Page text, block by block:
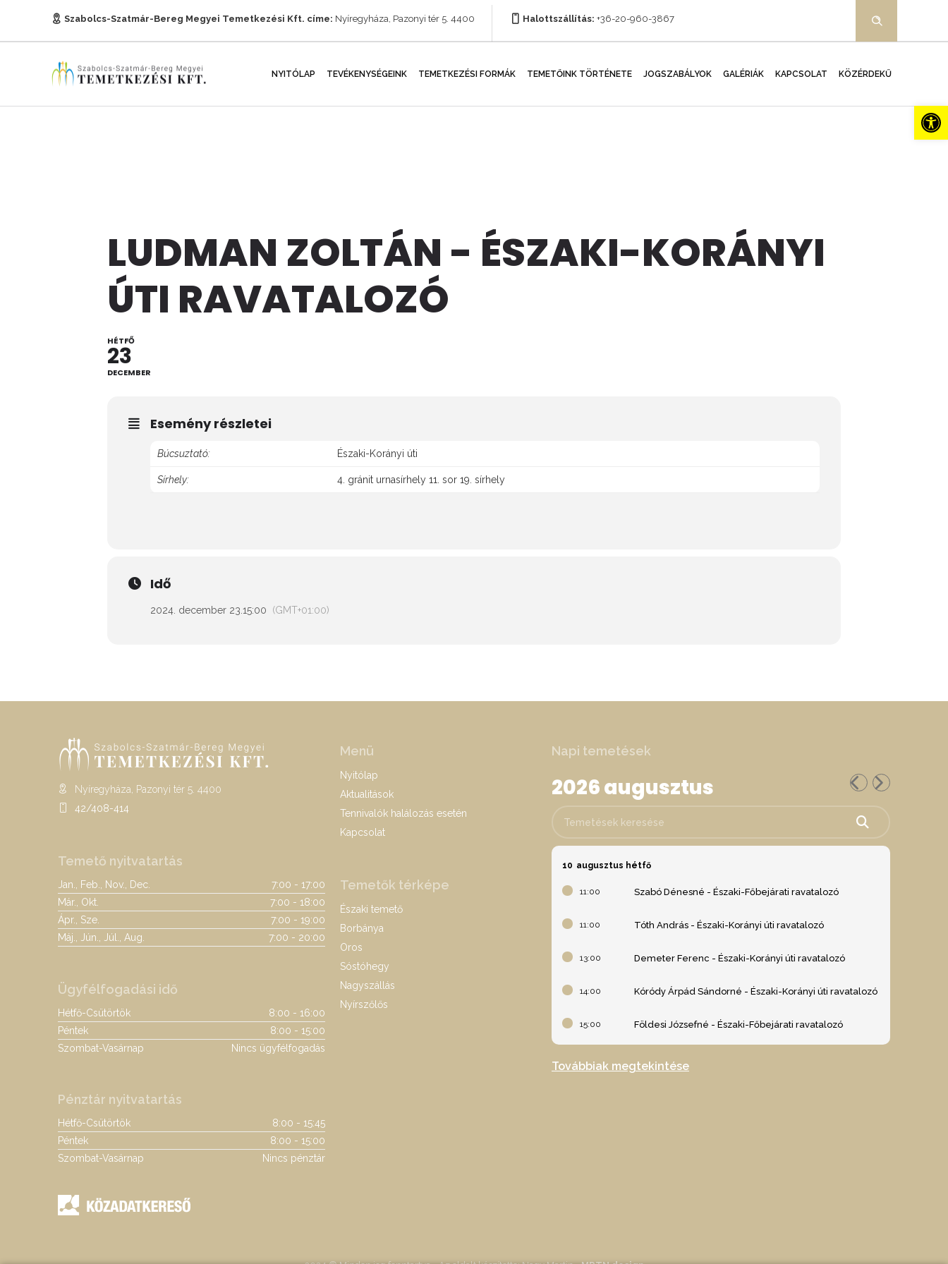
Szabolcs-Szatmár-Bereg Megyei Temetkezési Kft. címe: Nyíregyháza, Pazonyi tér 5. 4400 Halottszállítás: +36-20-960-3867
NYITÓLAP TEVÉKENYSÉGEINK TEMETKEZÉSI FORMÁK TEMETŐINK TÖRTÉNETE JOGSZABÁLYOK GALÉRIÁK KAPCSOLAT KÖZÉRDEKŰ
LUDMAN ZOLTÁN - ÉSZAKI-KORÁNYI
ÚTI RAVATALOZÓ
HÉTFŐ
23
DECEMBER
Esemény részletei
Búcsuztató: Északi-Korányi úti
Sírhely: 4. gránit urnasírhely 11. sor 19. sírhely
Idő
2024. december 23. 15:00 (GMT+01:00)
Nyíregyháza, Pazonyi tér 5. 4400
42/408-414
Temető nyitvatartás
Jan., Feb., Nov., Dec.
7:00 - 17:00
Már., Okt.
7:00 - 18:00
Ápr., Sze.
7:00 - 19:00
Máj., Jún., Júl., Aug.
7:00 - 20:00
Ügyfélfogadási idő
Hétfő-Csütörtök
8:00 - 16:00
Péntek
8:00 - 15:00
Szombat-Vasárnap
Nincs ügyfélfogadás
Pénztár nyitvatartás
Hétfő-Csütörtök
8:00 - 15:45
Péntek
8:00 - 15:00
Szombat-Vasárnap
Nincs pénztár
Menü
Nyitólap
Aktualitások
Tennivalók halálozás esetén
Kapcsolat
Temetők térképe
Északi temető
Borbánya
Oros
Sóstóhegy
Nagyszállás
Nyírszőlős
Napi temetések
2026 augusztus
10 augusztus hétfő
11:00 Szabó Dénesné - Északi-Főbejárati ravatalozó
11:00 Tóth András - Északi-Korányi úti ravatalozó
13:00 Demeter Ferenc - Északi-Korányi úti ravatalozó
14:00 Kóródy Árpád Sándorné - Északi-Korányi úti ravatalozó
15:00 Földesi Józsefné - Északi-Főbejárati ravatalozó
Továbbiak megtekintése